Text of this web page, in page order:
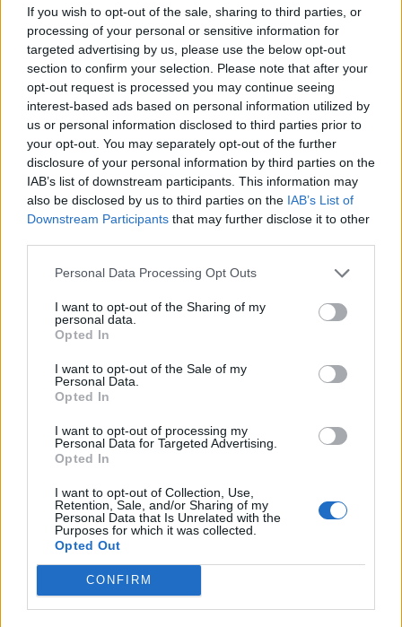
If you wish to opt-out of the sale, sharing to third parties, or
processing of your personal or sensitive information for
targeted advertising by us, please use the below opt-out
section to confirm your selection. Please note that after your
opt-out request is processed you may continue seeing
interest-based ads based on personal information utilized by
us or personal information disclosed to third parties prior to
your opt-out. You may separately opt-out of the further
disclosure of your personal information by third parties on the
IAB’s list of downstream participants. This information may
also be disclosed by us to third parties on the IAB’s List of
Downstream Participants that may further disclose it to other
Personal Data Processing Opt Outs
I want to opt-out of the Sharing of my
personal data.
Opted In
I want to opt-out of the Sale of my
Personal Data.
Opted In
I want to opt-out of processing my
Personal Data for Targeted Advertising.
Opted In
I want to opt-out of Collection, Use,
Retention, Sale, and/or Sharing of my
Personal Data that Is Unrelated with the
Purposes for which it was collected.
Opted Out
CONFIRM
voto pari a 6,43che si innalza a 6,64 quando la
si trasforma in fantamedia, sommando i bonus
forniti con gli assist alla quarta ed alla settima
giornata e sottraendo l'ammonizione che si è
visto comminare nell'arco della partita contro la
Lazio valida per la seconda tornata di
campionato.
Dal punto di vista offensivo i numeri di Sandro
sono eccellenti: oltre ai due assist già citati,
vanno menzionati i 2.1 cross a partita, i50.6
passaggi di media con l'85.9% di
invece i dribbling riusciti e 2.4 falli subiti di media,
contro i 1.1 possessi persi, 1.4 controlli sbagliati e
0.1 fuorigioco fischiati a sfavore. Come detto in
precedenza anche sotto il piano difensivo il
caso i numeri ci vengono incontro per capire
l'utilità dell'esterno nei piani tattici di Allegri;
l'unica nota negativa sono i dribbling subiti per
gara, quasi 1, mentre le altre voci sono
nettamente positive
ad il numero di palloni recuperati per gara, 2
sono anche le volte in media in cui Sandro riesce